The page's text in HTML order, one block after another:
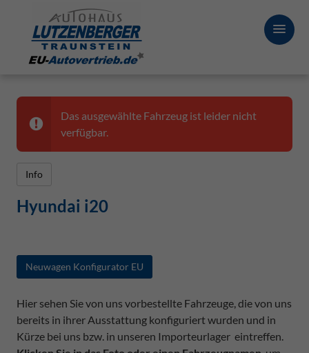
Das ausgewählte Fahrzeug ist leider nicht
verfügbar.
Info
Hyundai i20
Neuwagen Konfigurator EU
Hier sehen Sie von uns vorbestellte Fahrzeuge, die von uns
bereits in ihrer Ausstattung konfiguriert wurden und in
Kürze bei uns bzw. in unseren Importeurlager eintreffen.